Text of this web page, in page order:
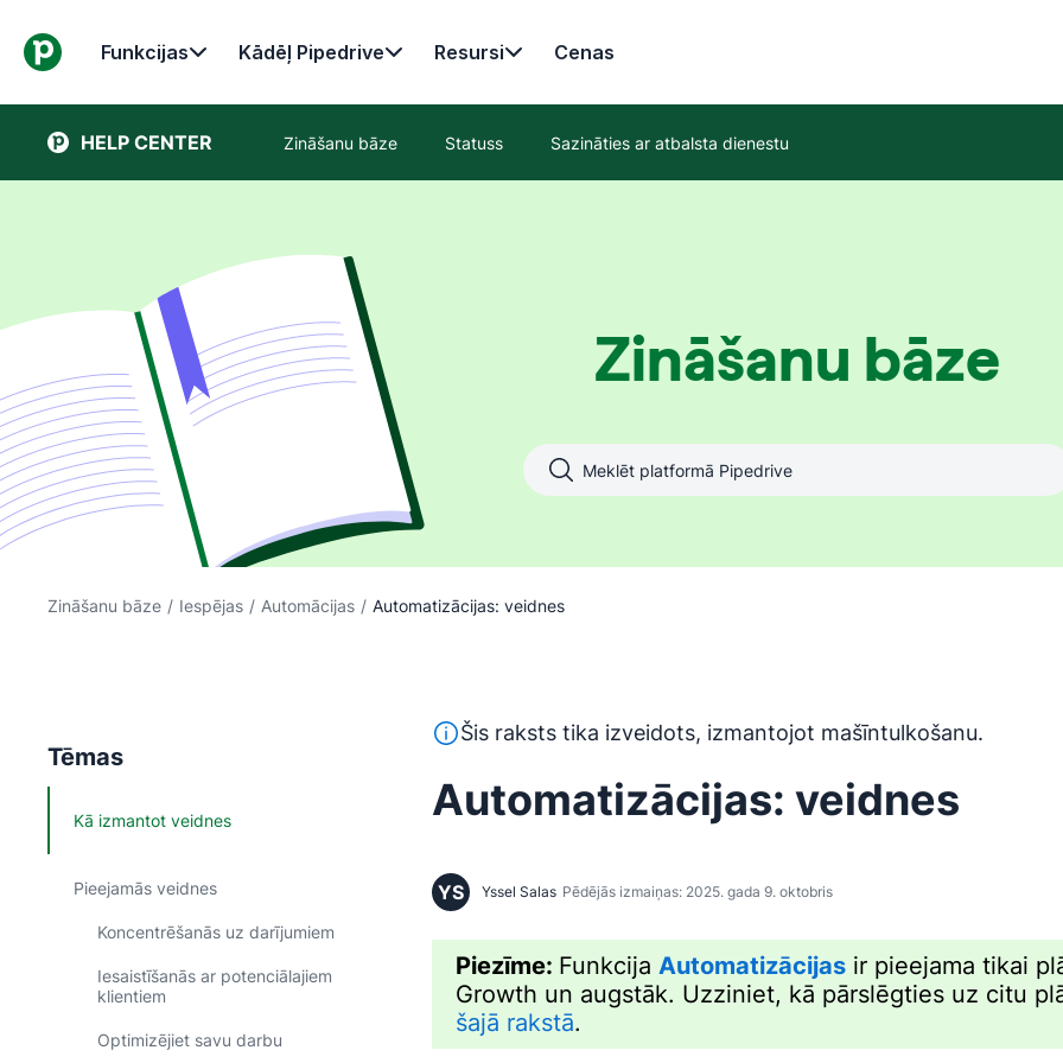
Funkcijas Kādēļ Pipedrive Resursi Cenas
HELP CENTER Zināšanu bāze Statuss Sazināties ar atbalsta dienestu
Zināšanu bāze
Zināšanu bāze / Iespējas / Automācijas / Automatizācijas: veidnes
Tēmas
Kā izmantot veidnes
Pieejamās veidnes
Koncentrēšanās uz darījumiem
Iesaistīšanās ar potenciālajiem
klientiem
Optimizējiet savu darbu
Šis teksts ir tulkots no angļu valodas, izmantojot mašīntulkošanas
Šis raksts tika izveidots, izmantojot mašīntulkošanu.
Automatizācijas: veidnes
YS Yssel Salas Pēdējās izmaiņas: 2025. gada 9. oktobris
Piezīme: Funkcija Automatizācijas ir pieejama tikai
Growth un augstāk. Uzziniet, kā pārslēgties uz citu
šajā rakstā.